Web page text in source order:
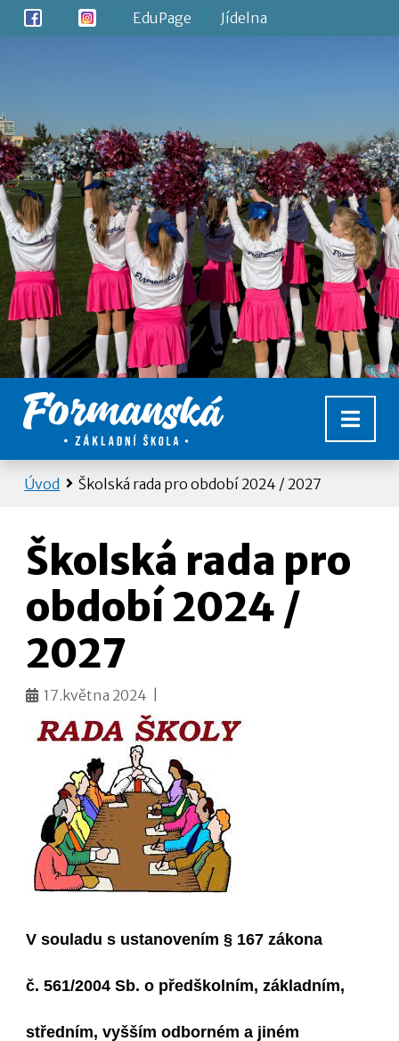
EduPage Jídelna
Úvod Školská rada pro období 2024 / 2027
Školská rada pro
období 2024 /
2027
17.května 2024 |
V souladu s ustanovením § 167 zákona
č. 561/2004 Sb. o předškolním, základním,
středním, vyšším odborném a jiném